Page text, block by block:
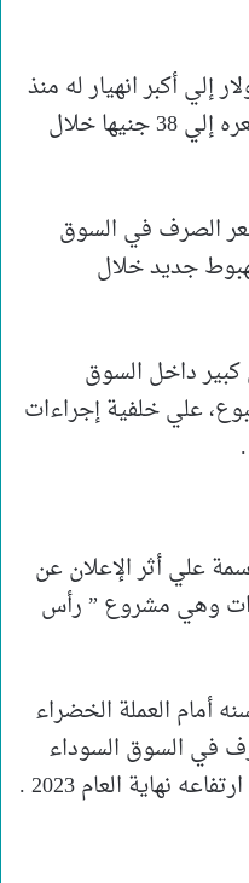
أكبر انهيار له منذ
ارتفاعه إلي 74، حيث وصل سعره إلي 38 جنيها خلال
الصرف في السوق
جديد خلال
داخل السوق
علي خلفية إجراءات
علي أثر الإعلان عن
وهي مشروع ” رأس
أمام العملة الخضراء
في السوق السوداء